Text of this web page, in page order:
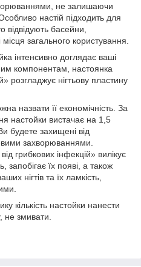
не залишаючи
настій підходить для
відвідують басейни,
місця загального користування.
інтенсивно доглядає ваші
компонентам, настоянка
розгладжує нігтьову пластину
назвати її економічність. За
настойки вистачає на 1,5
будете захищені від
захворюваннями.
грибкових інфекцій» вилікує
запобігає їх появі, а також
нігтів та їх ламкість,
кількість настойки нанести
не змивати.